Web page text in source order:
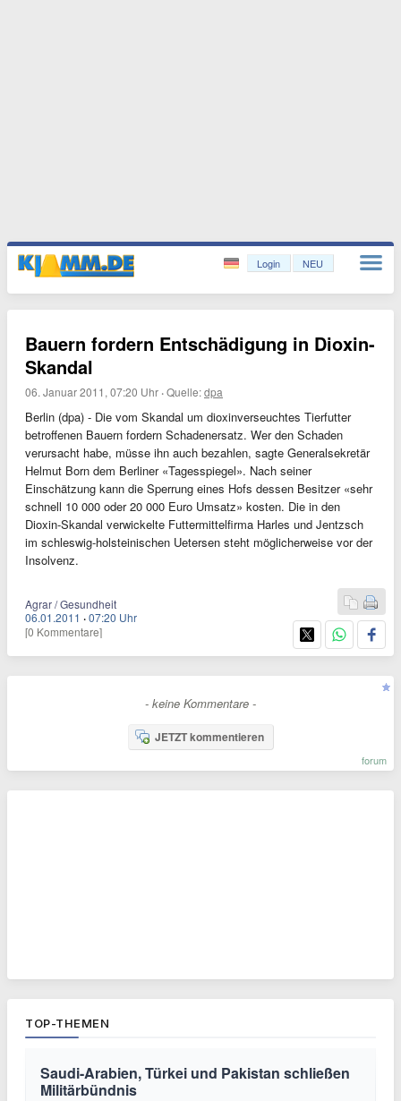
Login NEU
Bauern fordern Entschädigung in Dioxin-
Skandal
06. Januar 2011, 07:20 Uhr ·Quelle:dpa
Berlin (dpa) - Die vom Skandal um dioxinverseuchtes Tierfutter
betroffenen Bauern fordern Schadenersatz. Wer den Schaden
verursacht habe, müsse ihn auch bezahlen, sagte Generalsekretär
Helmut Born dem Berliner «Tagesspiegel». Nach seiner
Einschätzung kann die Sperrung eines Hofs dessen Besitzer «sehr
schnell 10 000 oder 20 000 Euro Umsatz» kosten. Die in den
Dioxin-Skandal verwickelte Futtermittelfirma Harles und Jentzsch
im schleswig-holsteinischen Uetersen steht möglicherweise vor der
Insolvenz.
Agrar / Gesundheit
06.01.2011 ·07:20 Uhr
[0 Kommentare]
- keine Kommentare -
JETZT kommentieren
forum
TOP-THEMEN
Saudi-Arabien, Türkei und Pakistan schließen
Militärbündnis